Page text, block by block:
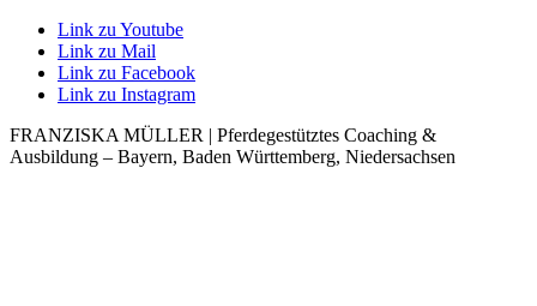
Link zu Youtube
Link zu Mail
Link zu Facebook
Link zu Instagram
FRANZISKA MÜLLER | Pferdegestütztes Coaching &
Ausbildung – Bayern, Baden Württemberg, Niedersachsen